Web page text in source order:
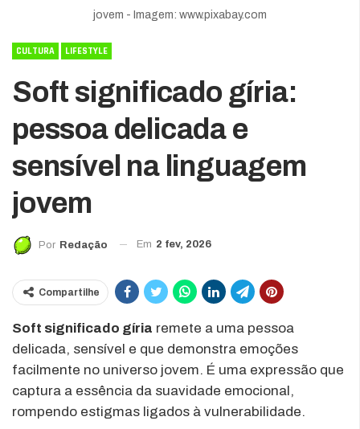
jovem - Imagem: www.pixabay.com
CULTURA LIFESTYLE
Soft significado gíria:
pessoa delicada e
sensível na linguagem
jovem
Por Redação Em 2 fev, 2026
Compartilhe
Soft significado gíria remete a uma pessoa
delicada, sensível e que demonstra emoções
facilmente no universo jovem. É uma expressão que
captura a essência da suavidade emocional,
rompendo estigmas ligados à vulnerabilidade.